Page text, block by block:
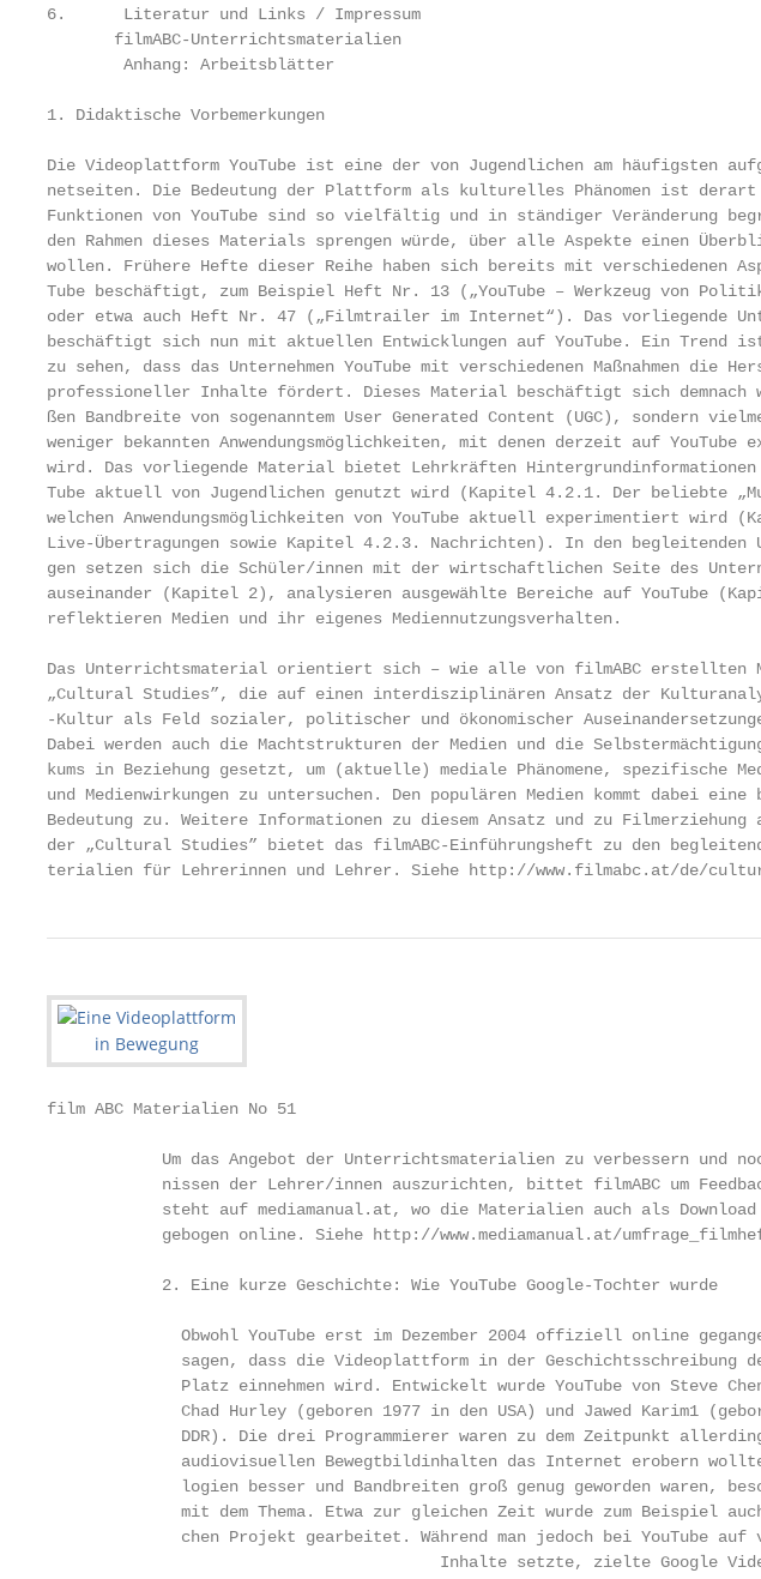
6. 	Literatur und Links / Impressum                                                                         8
filmABC-Unterrichtsmaterialien
1. Didaktische Vorbemerkungen
Die Videoplattform YouTube ist eine der von Jugendlichen am häufigsten
netseiten. Die Bedeutung der Plattform als kulturelles Phänomen ist
Funktionen von YouTube sind so vielfältig und in ständiger Veränderung
den Rahmen dieses Materials sprengen würde, über alle Aspekte einen
wollen. Frühere Hefte dieser Reihe haben sich bereits mit verschiedenen
Tube beschäftigt, zum Beispiel Heft Nr. 13 („YouTube – Werkzeug von Politik
oder etwa auch Heft Nr. 47 („Filmtrailer im Internet“). Das vorliegende
beschäftigt sich nun mit aktuellen Entwicklungen auf YouTube. Ein Trend
zu sehen, dass das Unternehmen YouTube mit verschiedenen Maßnahmen die
professioneller Inhalte fördert. Dieses Material beschäftigt sich demnach
ßen Bandbreite von sogenanntem User Generated Content (UGC), sondern
weniger bekannten Anwendungsmöglichkeiten, mit denen derzeit auf YouTube
wird. Das vorliegende Material bietet Lehrkräften Hintergrundinformationen
Tube aktuell von Jugendlichen genutzt wird (Kapitel 4.2.1. Der beliebte
welchen Anwendungsmöglichkeiten von YouTube aktuell experimentiert wird
Live-Übertragungen sowie Kapitel 4.2.3. Nachrichten). In den begleitenden
gen setzen sich die Schüler/innen mit der wirtschaftlichen Seite des
auseinander (Kapitel 2), analysieren ausgewählte Bereiche auf YouTube
reflektieren Medien und ihr eigenes Mediennutzungsverhalten.
Das Unterrichtsmaterial orientiert sich – wie alle von filmABC erstellten
„Cultural Studies”, die auf einen interdisziplinären Ansatz der
-Kultur als Feld sozialer, politischer und ökonomischer
Dabei werden auch die Machtstrukturen der Medien und die
kums in Beziehung gesetzt, um (aktuelle) mediale Phänomene, spezifische
und Medienwirkungen zu untersuchen. Den populären Medien kommt dabei eine
Bedeutung zu. Weitere Informationen zu diesem Ansatz und zu
der „Cultural Studies” bietet das filmABC-Einführungsheft zu den
terialien für Lehrerinnen und Lehrer. Siehe http://www.filmabc.at/de/
film ABC Materialien No 51
Um das Angebot der Unterrichtsmaterialien zu verbessern und
nissen der Lehrer/innen auszurichten, bittet filmABC um
steht auf mediamanual.at, wo die Materialien auch als
gebogen online. Siehe http://www.mediamanual.at/
            2. Eine kurze Geschichte: Wie YouTube Google-Tochter wurde
Obwohl YouTube erst im Dezember 2004 offiziell online
sagen, dass die Videoplattform in der Geschichtsschreibung
Platz einnehmen wird. Entwickelt wurde YouTube von Steve
Chad Hurley (geboren 1977 in den USA) und Jawed Karim1
DDR). Die drei Programmierer waren zu dem Zeitpunkt
audiovisuellen Bewegtbildinhalten das Internet erobern
logien besser und Bandbreiten groß genug geworden waren,
mit dem Thema. Etwa zur gleichen Zeit wurde zum Beispiel
chen Projekt gearbeitet. Während man jedoch bei YouTube auf
Inhalte setzte, zielte Google